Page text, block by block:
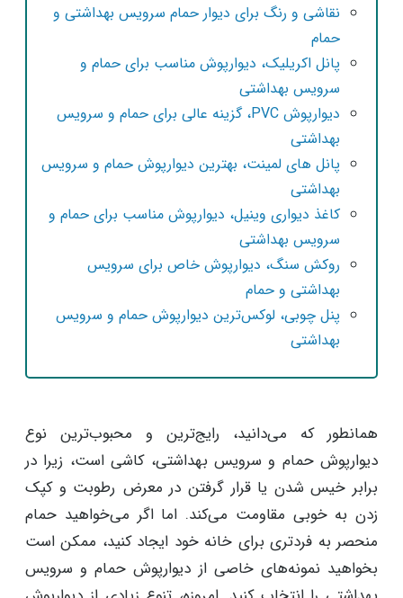
نقاشی و رنگ برای دیوار حمام سرویس بهداشتی و
حمام
پانل اکریلیک، دیوارپوش مناسب برای حمام و
سرویس بهداشتی
دیوارپوش PVC، گزینه عالی برای حمام و سرویس
بهداشتی
پانل های لمینت، بهترین دیوارپوش حمام و سرویس
بهداشتی
کاغذ دیواری وینیل، دیوارپوش مناسب برای حمام و
سرویس بهداشتی
روکش سنگ، دیوارپوش خاص برای سرویس
بهداشتی و حمام
پنل چوبی، لوکس‌ترین دیوارپوش حمام و سرویس
بهداشتی
همانطور که می‌دانید، رایج‌ترین و محبوب‌ترین نوع
دیوارپوش حمام و سرویس بهداشتی، کاشی است، زیرا در
برابر خیس شدن یا قرار گرفتن در معرض رطوبت و کپک
زدن به خوبی مقاومت می‌کند. اما اگر می‌خواهید حمام
منحصر به فردتری برای خانه خود ایجاد کنید، ممکن است
بخواهید نمونه‌های خاصی از دیوارپوش حمام و سرویس